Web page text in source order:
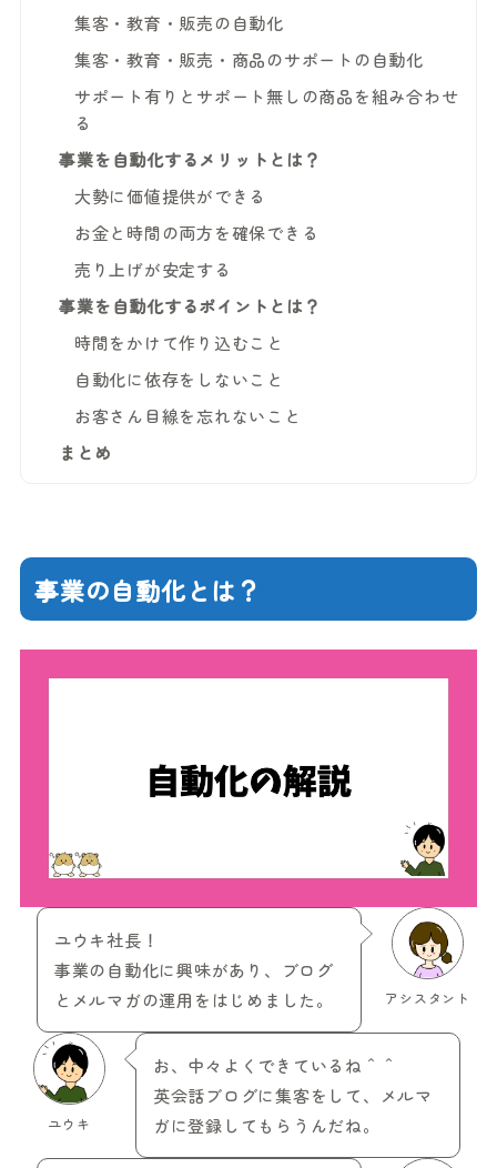
集客・教育・販売の自動化
集客・教育・販売・商品のサポートの自動化
サポート有りとサポート無しの商品を組み合わせ
る
事業を自動化するメリットとは？
大勢に価値提供ができる
お金と時間の両方を確保できる
売り上げが安定する
事業を自動化するポイントとは？
時間をかけて作り込むこと
自動化に依存をしないこと
お客さん目線を忘れないこと
まとめ
事業の自動化とは？
アシスタント
ユウキ社長！
事業の自動化に興味があり、ブログ
とメルマガの運用をはじめました。
ユウキ
お、中々よくできているね＾＾
英会話ブログに集客をして、メルマ
ガに登録してもらうんだね。